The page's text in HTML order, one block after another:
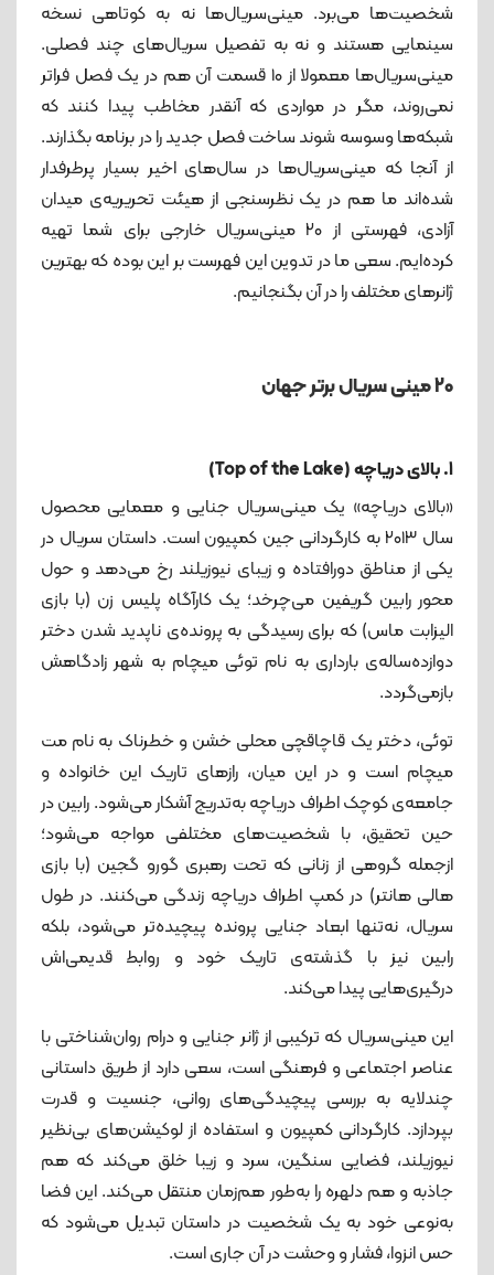
7. پرنده‌ی سیاه (Black Bird)
مینی سریال «پرنده‌ی سیاه»
8. نیمه‌شب (Midnight Mass)
9. بیگانه (The Outsider)
مینی سریال «بیگانه»
10. شوگان (Shogun)
مینی سریال «شوگان»
11. تبر کوچک (Small Axe)
مینی سریال «تبر کوچک»
مینی سریال «بی‌گناه فرضی»
14. فروپاشی (The Undoing)
مینی سریال «فروپاشی»
15. شمال و جنوب (North and South)
مینی سریال «شمال و جنوب»
16. جنگ و صلح (War and Peace)
17. صحنه‌هایی از یک ازدواج (نسخه دوم):
نسخه آمریکایی سریال «صحنه‌هایی از یک
ازدواج»
18. میر اهل ایست‌تاون (Mare of
Easttown)
مینی سریال «میر اهل ایست‌تاون»
19. بی‌ایمان (Unorthodox)
مینی سریال «بی‌ایمان»
شخصیت‌ها می‌برد. مینی‌سریال‌ها نه به کوتاهی نسخه
سینمایی هستند و نه به تفصیل سریال‌های چند فصلی.
مینی‌سریال‌ها معمولا از ۱۰ قسمت آن هم در یک فصل فراتر
نمی‌روند، مگر در مواردی که آنقدر مخاطب پیدا کنند که
شبکه‌ها وسوسه شوند ساخت فصل جدید را در برنامه بگذارند.
از آنجا که مینی‌سریال‌ها در سال‌های اخیر بسیار پرطرفدار
شده‌اند ما هم در یک نظرسنجی از هیئت تحریریه‌ی میدان
آزادی، فهرستی از ۲۰ مینی‌سریال‌ خارجی برای شما تهیه
کرده‌ایم. سعی ما در تدوین این فهرست بر این بوده که بهترین
ژانرهای مختلف را در آن بگنجانیم.
20 مینی سریال برتر جهان
1. بالای دریاچه (Top of the Lake)
«بالای دریاچه» یک مینی‌سریال جنایی و معمایی محصول
سال ۲۰۱۳ به کارگردانی جین کمپیون است. داستان سریال در
یکی از مناطق دورافتاده و زیبای نیوزیلند رخ می‌دهد و حول
محور رابین گریفین می‌چرخد؛ یک کارآگاه پلیس زن (با بازی
الیزابت ماس) که برای رسیدگی به پرونده‌ی ناپدید شدن دختر
دوازده‌ساله‌ی بارداری به نام توئی میچام به شهر زادگاهش
بازمی‌گردد.
توئی، دختر یک قاچاقچی محلی خشن و خطرناک به نام مت
میچام است و در این میان، رازهای تاریک این خانواده و
جامعه‌ی کوچک اطراف دریاچه به‌تدریج آشکار می‌شود. رابین در
حین تحقیق، با شخصیت‌های مختلفی مواجه می‌شود؛
ازجمله گروهی از زنانی که تحت رهبری گورو گجین (با بازی
هالی هانتر) در کمپ اطراف دریاچه زندگی می‌کنند. در طول
سریال، نه‌تنها ابعاد جنایی پرونده پیچیده‌تر می‌شود، بلکه
رابین نیز با گذشته‌ی تاریک خود و روابط قدیمی‌اش
درگیری‌هایی پیدا می‌کند.
این مینی‌سریال که ترکیبی از ژانر جنایی و درام روان‌شناختی با
عناصر اجتماعی و فرهنگی است، سعی دارد از طریق داستانی
چندلایه به بررسی پیچیدگی‌های روانی، جنسیت و قدرت
‌بپردازد. کارگردانی کمپیون و استفاده از لوکیشن‌های بی‌نظیر
نیوزیلند، فضایی سنگین، سرد و زیبا خلق می‌کند که هم
جاذبه و هم دلهره را به‌طور هم‌زمان منتقل می‌کند. این فضا
به‌نوعی خود به یک شخصیت در داستان تبدیل می‌شود که
حس انزوا، فشار و وحشت در آن جاری است.